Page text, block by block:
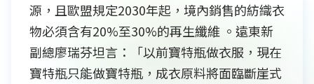
源，且歐盟規定2030年起，境內銷售的紡織衣
物必須含有20%至30%的再生纖維 。遠東新
副總廖瑞芬坦言：「以前寶特瓶做衣服，現在
寶特瓶只能做寶特瓶，成衣原料將面臨斷崖式